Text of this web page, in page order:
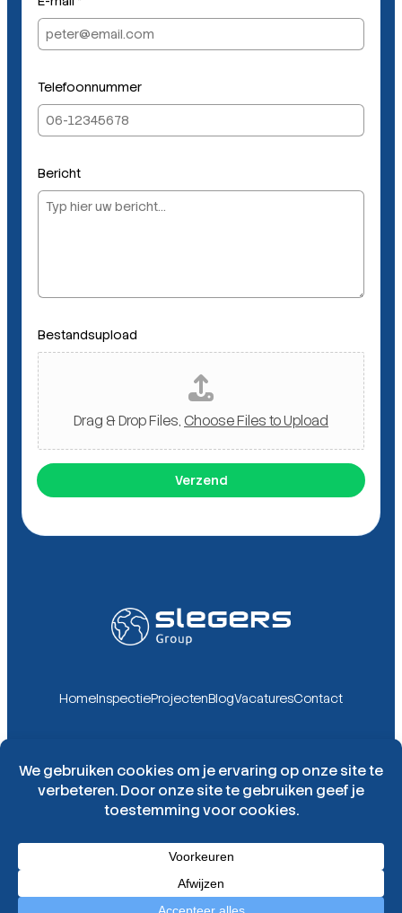
a
a
m
a
a
m
m
Telefoonnummer
Bericht
Bestandsupload
Drag & Drop Files, Choose Files to Upload
Verzend
HomeInspectieProjectenBlogVacaturesContact
Slegers Group
Contact opnemen
Algemene voorwaarden